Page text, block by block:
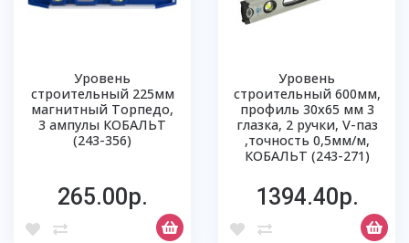
Уровень
строительный 225мм
магнитный Торпедо,
3 ампулы КОБАЛЬТ
(243-356)
265.00р.
Уровень
строительный 600мм,
профиль 30х65 мм 3
глазка, 2 ручки, V-паз
,точность 0,5мм/м,
КОБАЛЬТ (243-271)
1394.40р.